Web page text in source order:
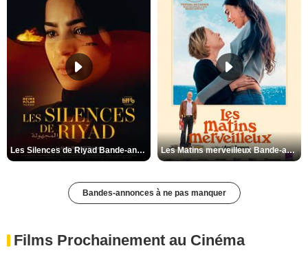
Les Silences de Riyad Bande-annonce VO STFR Les Matins merveilleux Bande-annonce VF
Bandes-annonces à ne pas manquer
Films Prochainement au Cinéma